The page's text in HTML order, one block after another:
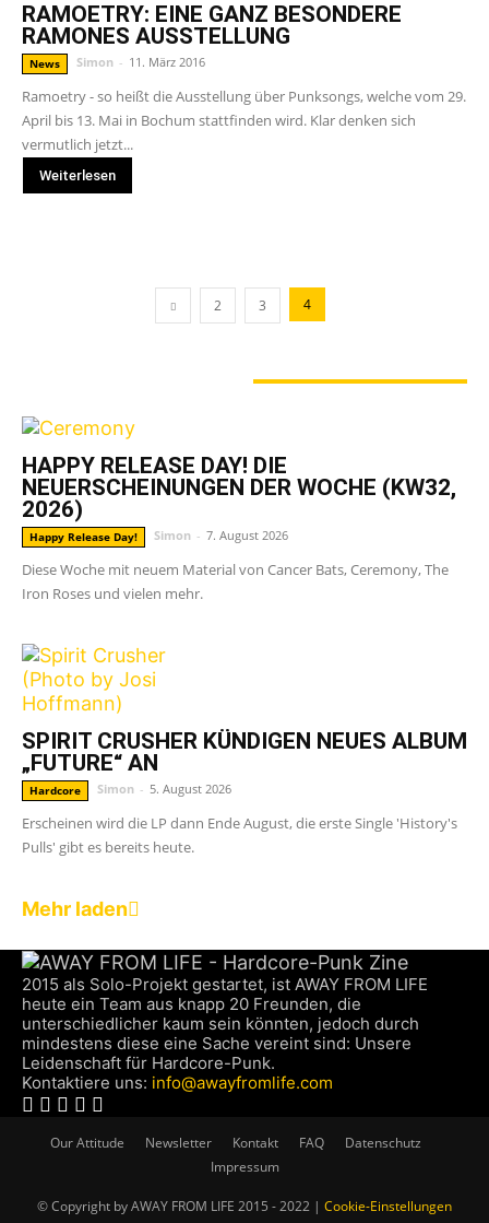
RAMOETRY: EINE GANZ BESONDERE
RAMONES AUSSTELLUNG
News Simon - 11. März 2016
Ramoetry - so heißt die Ausstellung über Punksongs, welche vom 29.
April bis 13. Mai in Bochum stattfinden wird. Klar denken sich
vermutlich jetzt...
Weiterlesen
2 3 4
HAPPY RELEASE DAY! DIE
NEUERSCHEINUNGEN DER WOCHE (KW32,
2026)
Happy Release Day! Simon - 7. August 2026
Diese Woche mit neuem Material von Cancer Bats, Ceremony, The
Iron Roses und vielen mehr.
SPIRIT CRUSHER KÜNDIGEN NEUES ALBUM
„FUTURE“ AN
Hardcore Simon - 5. August 2026
Erscheinen wird die LP dann Ende August, die erste Single 'History's
Pulls' gibt es bereits heute.
Mehr laden
2015 als Solo-Projekt gestartet, ist AWAY FROM LIFE
heute ein Team aus knapp 20 Freunden, die
unterschiedlicher kaum sein könnten, jedoch durch
mindestens diese eine Sache vereint sind: Unsere
Leidenschaft für Hardcore-Punk.
Kontaktiere uns: info@awayfromlife.com
Our Attitude Newsletter Kontakt FAQ
Datenschutz
Impressum
© Copyright by AWAY FROM LIFE 2015 - 2022 | Cookie-Einstellungen